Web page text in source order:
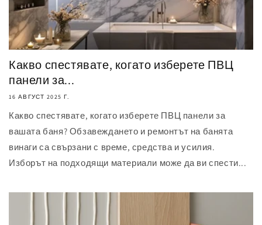
Какво спестявате, когато изберете ПВЦ
панели за...
16 АВГУСТ 2025 Г.
Какво спестявате, когато изберете ПВЦ панели за
вашата баня? Обзавеждането и ремонтът на банята
винаги са свързани с време, средства и усилия.
Изборът на подходящи материали може да ви спести...